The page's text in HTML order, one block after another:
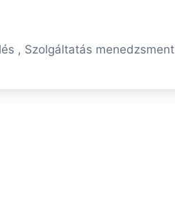
, Szolgáltatás menedzsment